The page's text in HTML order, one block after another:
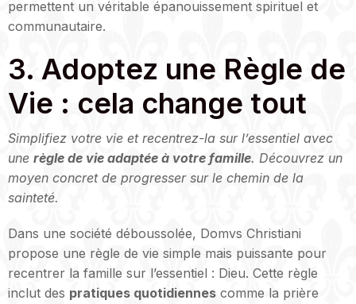
permettent un véritable épanouissement spirituel et
communautaire.
3. Adoptez une Règle de
Vie : cela change tout
Simplifiez votre vie et recentrez-la sur l’essentiel avec
une règle de vie adaptée à votre famille. Découvrez un
moyen concret de progresser sur le chemin de la
sainteté.
Dans une société déboussolée, Domvs Christiani
propose une règle de vie simple mais puissante pour
recentrer la famille sur l’essentiel : Dieu. Cette règle
inclut des pratiques quotidiennes comme la prière